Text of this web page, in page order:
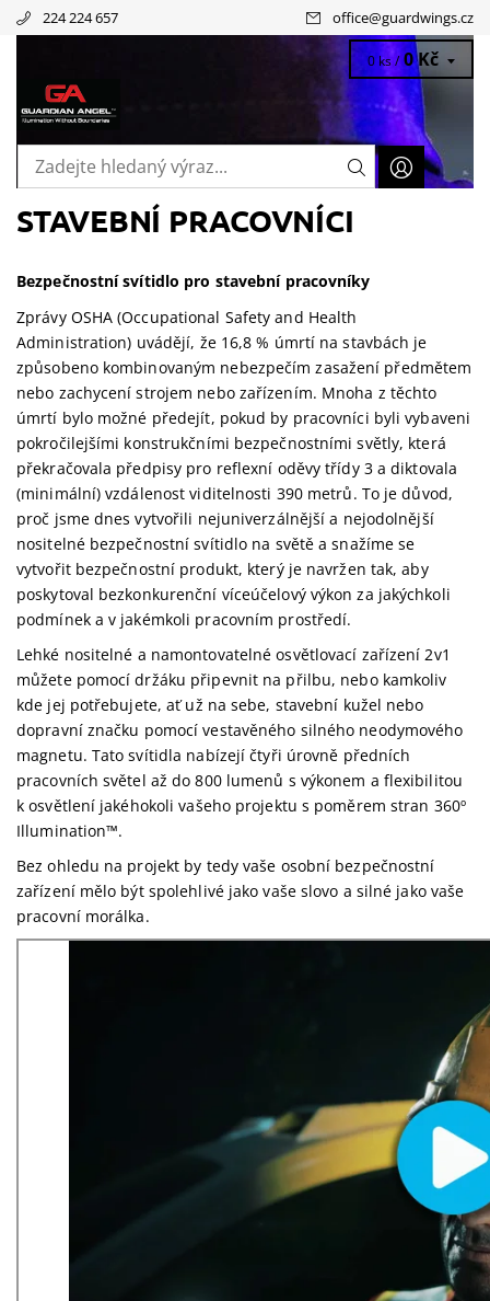
224 224 657 office@guardwings.cz
0 ks / 0 Kč
STAVEBNÍ PRACOVNÍCI
Bezpečnostní svítidlo pro stavební pracovníky
Zprávy OSHA (Occupational Safety and Health
Administration) uvádějí, že 16,8 % úmrtí na stavbách je
způsobeno kombinovaným nebezpečím zasažení předmětem
nebo zachycení strojem nebo zařízením. Mnoha z těchto
úmrtí bylo možné předejít, pokud by pracovníci byli vybaveni
pokročilejšími konstrukčními bezpečnostními světly, která
překračovala předpisy pro reflexní oděvy třídy 3 a diktovala
(minimální) vzdálenost viditelnosti 390 metrů. To je důvod,
proč jsme dnes vytvořili nejuniverzálnější a nejodolnější
nositelné bezpečnostní svítidlo na světě a snažíme se
vytvořit bezpečnostní produkt, který je navržen tak, aby
poskytoval bezkonkurenční víceúčelový výkon za jakýchkoli
podmínek a v jakémkoli pracovním prostředí.
Lehké nositelné a namontovatelné osvětlovací zařízení 2v1
můžete pomocí držáku připevnit na přilbu, nebo kamkoliv
kde jej potřebujete, ať už na sebe, stavební kužel nebo
dopravní značku pomocí vestavěného silného neodymového
magnetu. Tato svítidla nabízejí čtyři úrovně předních
pracovních světel až do 800 lumenů s výkonem a flexibilitou
k osvětlení jakéhokoli vašeho projektu s poměrem stran 360º
Illumination™.
Bez ohledu na projekt by tedy vaše osobní bezpečnostní
zařízení mělo být spolehlivé jako vaše slovo a silné jako vaše
pracovní morálka.